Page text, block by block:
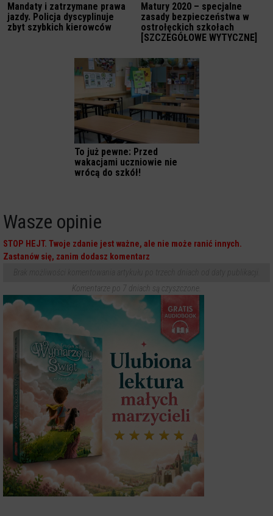
Mandaty i zatrzymane prawa
jazdy. Policja dyscyplinuje
zbyt szybkich kierowców
Matury 2020 – specjalne
zasady bezpieczeństwa w
ostrołęckich szkołach
[SZCZEGÓŁOWE WYTYCZNE]
To już pewne: Przed
wakacjami uczniowie nie
wrócą do szkół!
Wasze opinie
STOP HEJT. Twoje zdanie jest ważne, ale nie może ranić innych.
Zastanów się, zanim dodasz komentarz
Komentarze po 7 dniach są czyszczone.